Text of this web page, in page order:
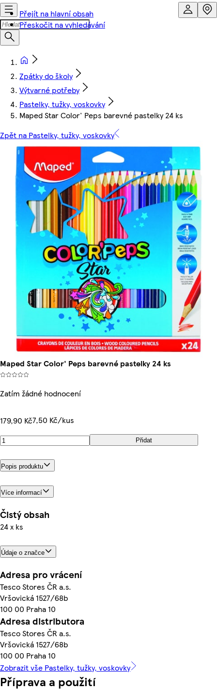
Přejít na hlavní obsah
Přeskočit na vyhledávání
Zpátky do školy
Výtvarné potřeby
Pastelky, tužky, voskovky
Maped Star Color' Peps barevné pastelky 24 ks
Zpět na Pastelky, tužky, voskovky
Maped Star Color' Peps barevné pastelky 24 ks
Zatím žádné hodnocení
179,90 Kč7,50 Kč/kus
Přidat
Popis produktu
Více informací
Čistý obsah
24 x ks
Údaje o značce
Adresa pro vrácení
Tesco Stores ČR a.s.
Vršovická 1527/68b
100 00 Praha 10
Adresa distributora
Tesco Stores ČR a.s.
Vršovická 1527/68b
100 00 Praha 10
Zobrazit vše Pastelky, tužky, voskovky
Příprava a použití